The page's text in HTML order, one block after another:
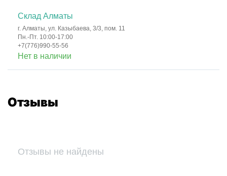
Склад Алматы
г. Алматы, ул. Казыбаева, 3/3, пом. 11
Пн.-Пт. 10:00-17:00
+7(776)990-55-56
Нет в наличии
Отзывы
Отзывы не найдены